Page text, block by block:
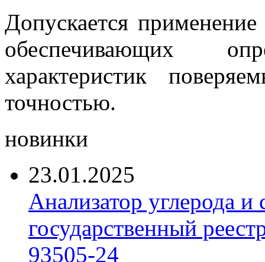
Допускается
обеспечивающих
характеристик
точностью.
новинки
23.01.2025
Анализатор углерода
государственный
93505-24